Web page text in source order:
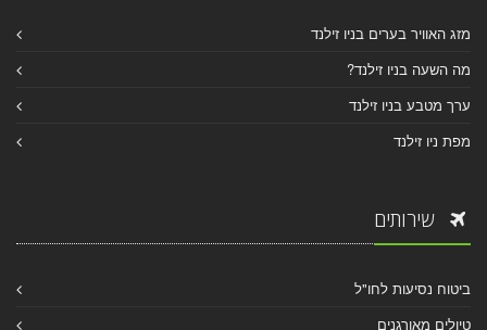
מזג האוויר בערים בניו זילנד
מה השעה בניו זילנד?
ערך מטבע בניו זילנד
מפת ניו זילנד
שירותים
ביטוח נסיעות לחו"ל
טיולים מאורגנים